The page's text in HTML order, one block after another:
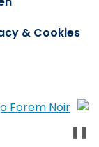
& Cookies
❚❚